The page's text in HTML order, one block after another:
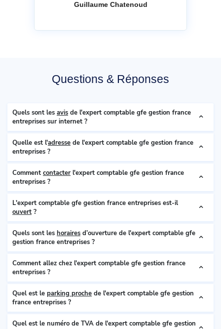
Guillaume Chatenoud
Questions & Réponses
Quels sont les avis de l'expert comptable gfe gestion france
entreprises sur internet ?
Quelle est l'adresse de l'expert comptable gfe gestion france
entreprises ?
Comment contacter l'expert comptable gfe gestion france
entreprises ?
L'expert comptable gfe gestion france entreprises est-il
ouvert ?
Quels sont les horaires d’ouverture de l'expert comptable gfe
gestion france entreprises ?
Comment allez chez l'expert comptable gfe gestion france
entreprises ?
Quel est le parking proche de l'expert comptable gfe gestion
france entreprises ?
Quel est le numéro de TVA de l'expert comptable gfe gestion